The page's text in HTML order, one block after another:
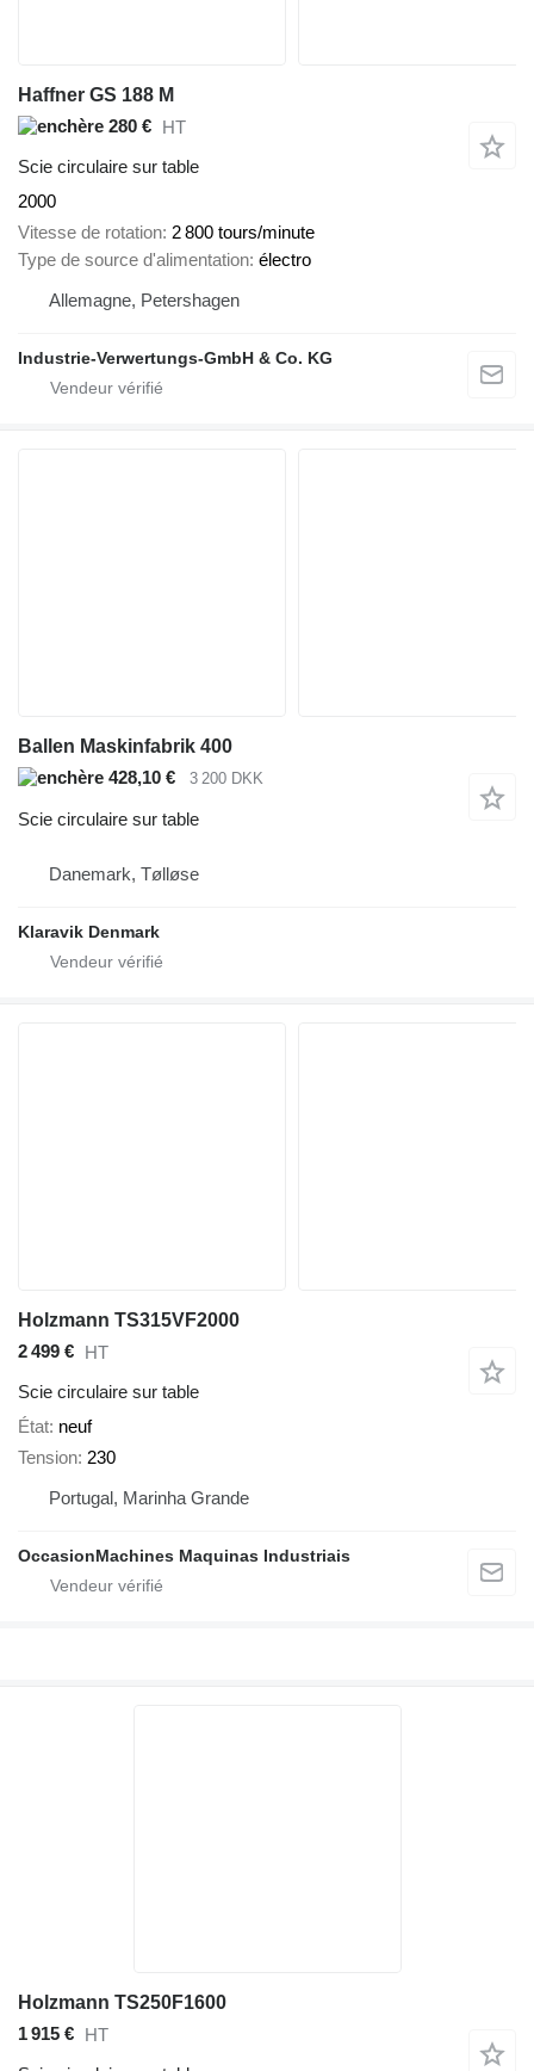
Haffner GS 188 M
280 € HT
Scie circulaire sur table
2000
Vitesse de rotation 2 800 tours/minute
Type de source d'alimentation électro
Allemagne, Petershagen
Industrie-Verwertungs-GmbH & Co. KG
Ballen Maskinfabrik 400
428,10 €
3 200 DKK
Scie circulaire sur table
Danemark, Tølløse
Klaravik Denmark
Holzmann TS315VF2000
2 499 € HT
Scie circulaire sur table
État neuf
Tension 230
Portugal, Marinha Grande
OccasionMachines Maquinas Industriais
Holzmann TS250F1600
1 915 € HT